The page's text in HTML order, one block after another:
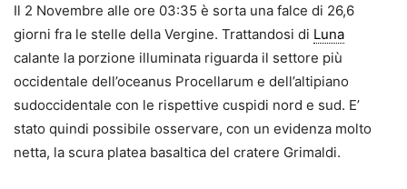
Il 2 Novembre alle ore 03:35 è sorta una falce di 26,6
giorni fra le stelle della Vergine. Trattandosi di Luna
calante la porzione illuminata riguarda il settore più
occidentale dell’oceanus Procellarum e dell’altipiano
sudoccidentale con le rispettive cuspidi nord e sud. E’
stato quindi possibile osservare, con un evidenza molto
netta, la scura platea basaltica del cratere Grimaldi.